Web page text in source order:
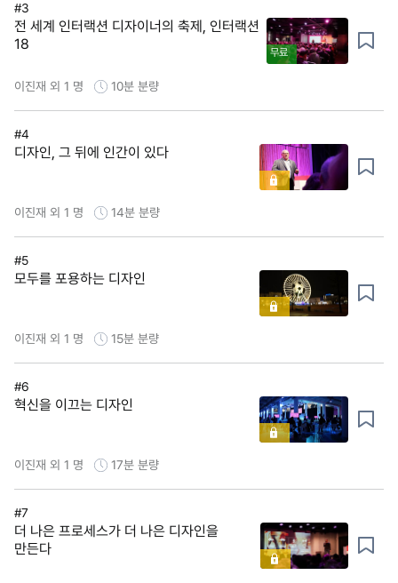
#3
전 세계 인터랙션 디자이너의 축제, 인터랙션
18
무료
이진재 외 1 명 10분 분량
#4
디자인, 그 뒤에 인간이 있다
이진재 외 1 명 14분 분량
#5
모두를 포용하는 디자인
이진재 외 1 명 15분 분량
#6
혁신을 이끄는 디자인
이진재 외 1 명 17분 분량
#7
더 나은 프로세스가 더 나은 디자인을
만든다